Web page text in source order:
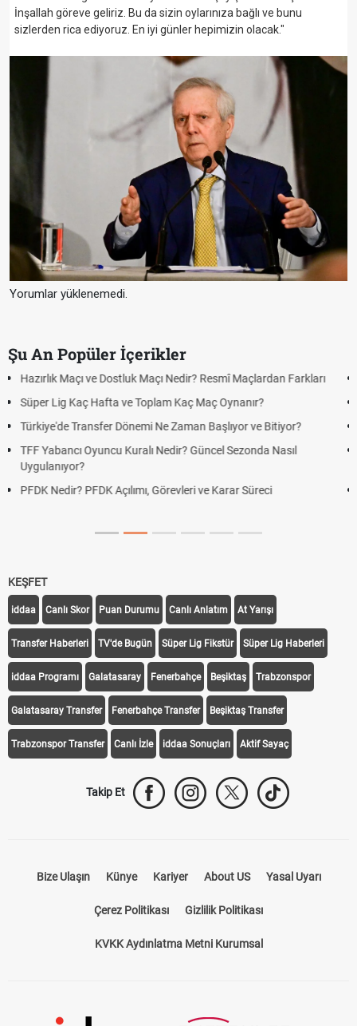
İnşallah göreve geliriz. Bu da sizin oylarınıza bağlı ve bunu
sizlerden rica ediyoruz. En iyi günler hepimizin olacak."
Yorumlar yüklenemedi.
Şu An Popüler İçerikler
Puan Durumunda AG, OM ve Diğer Kısaltmalar Ne Anlama Gelir?
Skor Ne Demek? Sporda Skor ve Sonuç Kavramları
Futbol Nasıl Oynanır? Temel Futbol Kuralları
Deplasman Golü Kuralı Nedir? Hangi Organizasyonlarda
Uygulanıyor?
DGS Sonuçları Ne Zaman Açıklanacak 2026? ÖSYM Sonuç
KEŞFET
iddaa Canlı Skor Puan Durumu Canlı Anlatım At Yarışı
Transfer Haberleri TV'de Bugün Süper Lig Fikstür Süper Lig Haberleri
iddaa Programı Galatasaray Fenerbahçe Beşiktaş Trabzonspor
Galatasaray Transfer Fenerbahçe Transfer Beşiktaş Transfer
Trabzonspor Transfer Canlı İzle iddaa Sonuçları Aktif Sayaç
Takip Et
Bize Ulaşın Künye Kariyer About US Yasal Uyarı
Çerez Politikası Gizlilik Politikası
KVKK Aydınlatma Metni Kurumsal